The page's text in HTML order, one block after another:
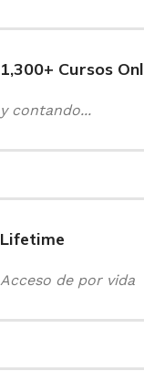
1,300+ Cursos
y contando...
Lifetime
Acceso de por vida